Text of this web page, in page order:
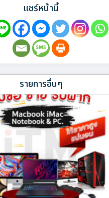
แชร์หน้านี้
รายการอื่นๆ